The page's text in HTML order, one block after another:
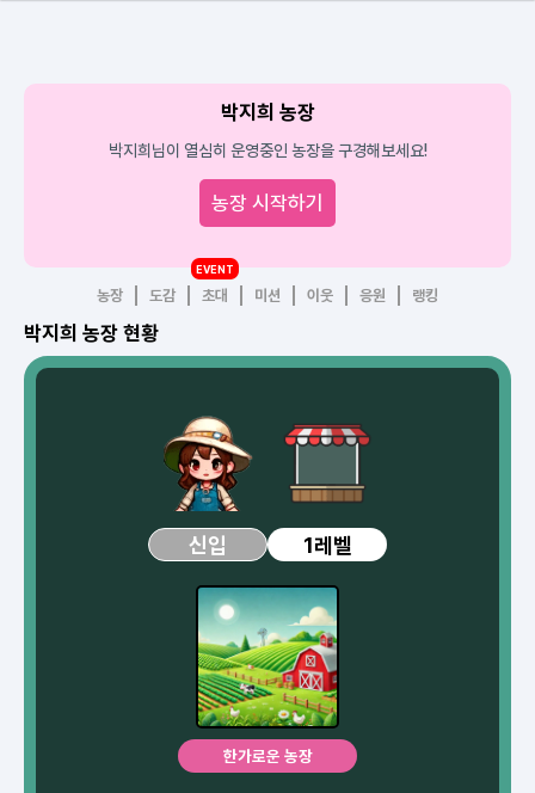
박지희 농장
박지희님이 열심히 운영중인 농장을 구경해보세요!
농장 시작하기
농장 도감 초대
EVENT
미션 이웃 응원 랭킹
박지희 농장 현황
신입 1레벨
한가로운 농장